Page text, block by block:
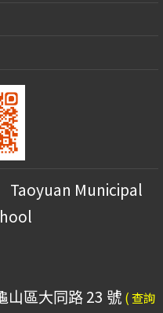
Taoyuan Municipal
山區大同路 23 號 ( 查詢